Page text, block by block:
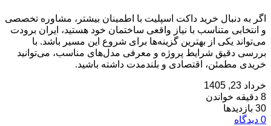
اگر به دنبال خرید داکت اسپلیت با اطمینان بیشتر، مشاوره تخصصی
و انتخابی متناسب با نیاز واقعی ساختمان خود هستید، ایران برودت
می‌تواند یکی از بهترین گزینه‌ها برای شروع این مسیر باشد. با
بررسی دقیق شرایط پروژه و معرفی مدل‌های مناسب، می‌توانید
خریدی مطمئن، اقتصادی و بلندمدت داشته باشید.
خرداد 23, 1405
8 دقیقه خواندن
30 بازدیدها
0 دیدگاه